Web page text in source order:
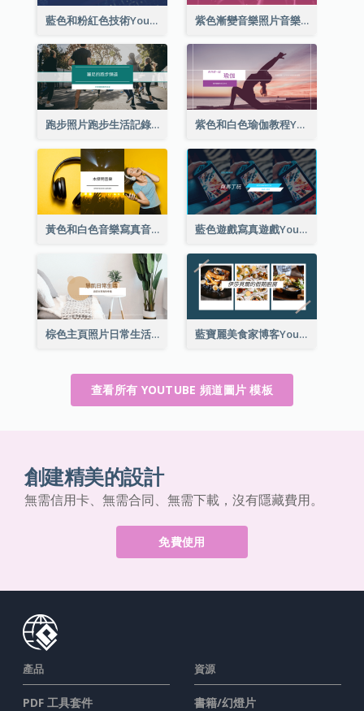
藍色和粉紅色技術YouTube頻道圖片 紫色漸變音樂照片音樂YouTube頻道圖片
跑步照片跑步生活記錄YouTube頻道圖片 紫色和白色瑜伽教程YouTube頻道圖片
黃色和白色音樂寫真音樂頻道圖片 藍色遊戲寫真遊戲YouTube頻道圖片
棕色主頁照片日常生活分享YouTube頻道圖片 藍寶麗美食家博客YouTube頻道圖片
查看所有 YOUTUBE 頻道圖片 模板
創建精美的設計
無需信用卡、無需合同、無需下載，沒有隱藏費用。
免費使用
產品
PDF 工具套件
資源
書籍/幻燈片